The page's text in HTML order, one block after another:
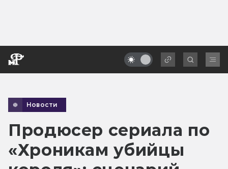
Новости
Продюсер сериала по
«Хроникам убийцы